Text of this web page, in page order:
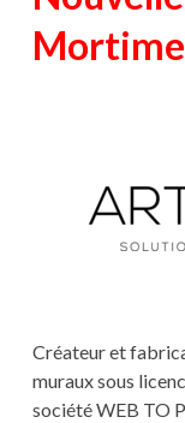
Créateur et
muraux sous
société WEB TO